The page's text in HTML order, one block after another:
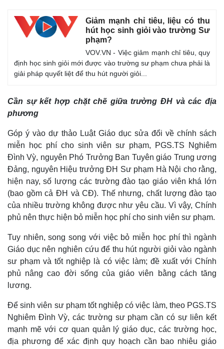
Kinh tế
Bất động sản
Khởi nghiệp
Thị trường
Giá vàng
Tiêu dùng
Tỷ giá
Chứng khoán
Giảm mạnh chỉ tiêu, liệu có thu
hút học sinh giỏi vào trường Sư
phạm?
VOV.VN - Việc giảm mạnh chỉ tiêu, quy
định học sinh giỏi mới được vào trường sư phạm chưa phải là
giải pháp quyết liệt để thu hút người giỏi...
Cần sự kết hợp chặt chẽ giữa trường ĐH và các địa
phương
Góp ý vào dự thảo Luật Giáo dục sửa đổi về chính sách
miễn học phí cho sinh viên sư phạm, PGS.TS Nghiêm
Đình Vỳ, nguyên Phó Trưởng Ban Tuyên giáo Trung ương
Đảng, nguyên Hiệu trưởng ĐH Sư phạm Hà Nội cho rằng,
hiện nay, số lượng các trường đào tạo giáo viên khá lớn
(bao gồm cả ĐH và CĐ). Thế nhưng, chất lượng đào tạo
của nhiều trường không được như yêu cầu. Vì vậy, Chính
phủ nên thực hiện bỏ miễn học phí cho sinh viên sư phạm.
Tuy nhiên, song song với việc bỏ miễn học phí thì ngành
Giáo dục nên nghiên cứu để thu hút người giỏi vào ngành
sư phạm và tốt nghiệp là có việc làm; đề xuất với Chính
phủ nâng cao đời sống của giáo viên bằng cách tăng
lương.
Để sinh viên sư phạm tốt nghiệp có việc làm, theo PGS.TS
Nghiêm Đình Vỳ, các trường sư phạm cần có sự liên kết
mạnh mẽ với cơ quan quản lý giáo dục, các trường học,
địa phương để xác định quy hoạch cần bao nhiêu giáo